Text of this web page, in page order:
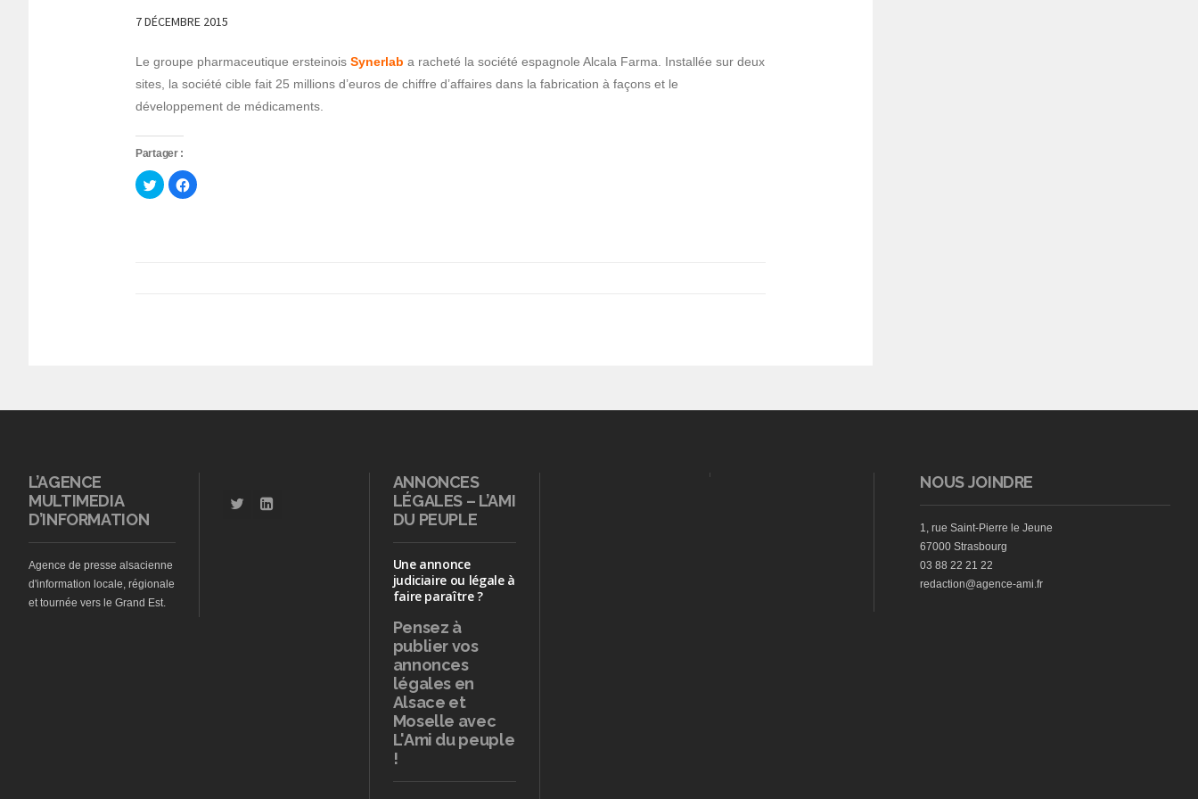
7 DÉCEMBRE 2015
Le groupe pharmaceutique ersteinois Synerlab a racheté la société espagnole Alcala Farma. Installée sur deux
sites, la société cible fait 25 millions d’euros de chiffre d’affaires dans la fabrication à façons et le
développement de médicaments.
Partager :
Cliquez
pour
partager
Cliquez
pour
L’AGENCE
MULTIMEDIA
D’INFORMATION
Agence de presse alsacienne
d'information locale, régionale
et tournée vers le Grand Est.
ANNONCES
LÉGALES – L’AMI
DU PEUPLE
Une annonce
judiciaire ou légale à
faire paraître ?
Pensez à
publiervos
annonces
légales en
Alsace et
Moselle avec
L'Ami du peuple
!
NOUS JOINDRE
1, rue Saint-Pierre le Jeune
67000 Strasbourg
03 88 22 21 22
redaction@agence-ami.fr